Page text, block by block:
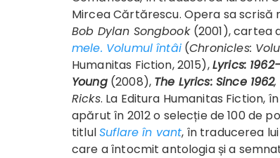
Mircea Cărtărescu. Opera sa scrisă
Bob Dylan Songbook (2001), cartea
mele. Volumul întâi(Chronicles:
Humanitas Fiction, 2015),Lyrics:
Young(2008), The Lyrics: Since 1962
Ricks. La Editura Humanitas Fiction,
apărut în 2012 o selecție de 100 de
titlulSuflare în vant, în traducerea
care a întocmit antologia și a